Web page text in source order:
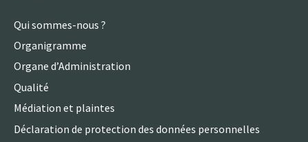
Qui sommes-nous ?
Organigramme
Organe d’Administration
Qualité
Médiation et plaintes
Déclaration de protection des données personnelles